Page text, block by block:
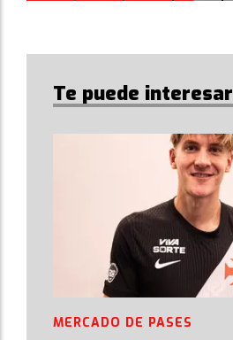
Te puede interesar
MERCADO DE PASES